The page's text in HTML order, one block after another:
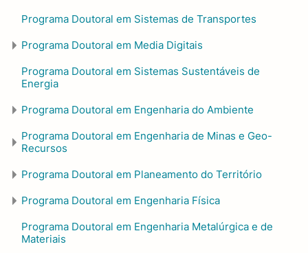
Programa Doutoral em Sistemas de Transportes
Programa Doutoral em Media Digitais
Programa Doutoral em Sistemas Sustentáveis de
Energia
Programa Doutoral em Engenharia do Ambiente
Programa Doutoral em Engenharia de Minas e Geo-
Recursos
Programa Doutoral em Planeamento do Território
Programa Doutoral em Engenharia Física
Programa Doutoral em Engenharia Metalúrgica e de
Materiais